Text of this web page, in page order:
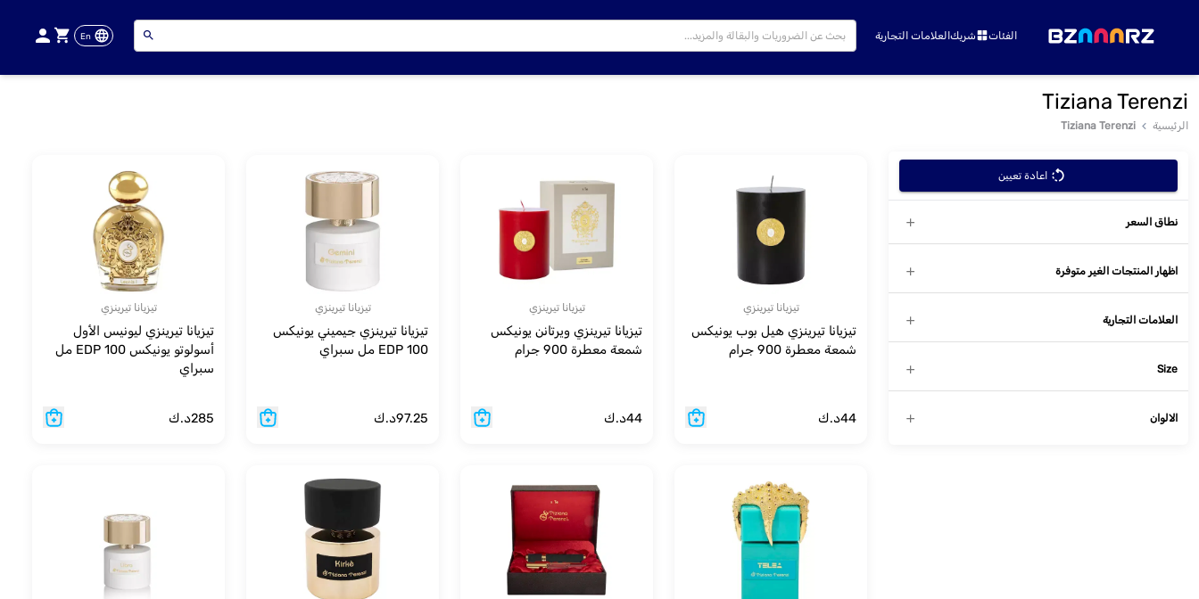
الفئات شريكالعلامات التجارية En
Tiziana Terenzi
الرئيسية Tiziana Terenzi
تيزيانا تيرينزي
تيزيانا تيرينزي هيل بوب يونيكس
شمعة معطرة 900 جرام
44د.ك
تيزيانا تيرينزي
تيزيانا تيرينزي ويرتانن يونيكس
شمعة معطرة 900 جرام
44د.ك
تيزيانا تيرينزي
تيزيانا تيرينزي جيميني يونيكس
EDP 100 مل سبراي
97.25د.ك
تيزيانا تيرينزي
تيزيانا تيرينزي ليونيس الأول
أسولوتو يونيكس EDP 100 مل
سبراي
285د.ك
اعادة تعيين
نطاق السعر
اظهار المنتجات الغير متوفرة
العلامات التجارية
Size
الالوان